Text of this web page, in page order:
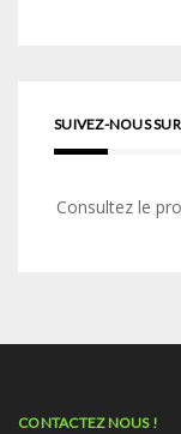
SUIVEZ-NOUS
Consultez le
CONTACTEZ NOUS !